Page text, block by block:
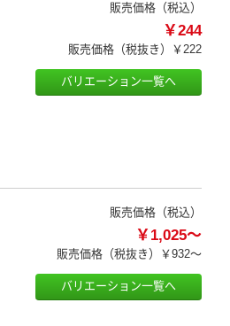
販売価格（税込）
￥244
販売価格（税抜き） ￥222
バリエーション一覧へ
販売価格（税込）
￥1,025～
販売価格（税抜き） ￥932～
バリエーション一覧へ